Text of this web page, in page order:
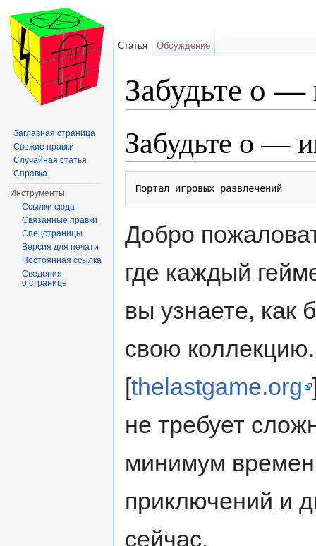
Забудьте о —
Забудьте о —
Добро
где каждый
вы узнаете, как
свою
[thelastgame.org
не требует
минимум
приключений и
сейчас.
Статья Обсуждение
Заглавная страница
Свежие правки
Случайная статья
Справка
Инструменты
Ссылки сюда
Связанные правки
Спецстраницы
Версия для печати
Постоянная ссылка
Сведения
о странице